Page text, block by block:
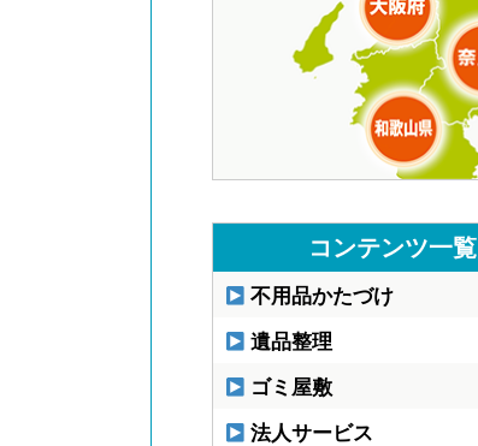
コンテンツ一覧
不用品かたづけ
遺品整理
ゴミ屋敷
法人サービス